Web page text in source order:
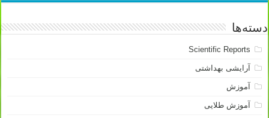
دسته‌ها
Scientific Reports
آرایشی بهداشتی
آموزش
آموزش طلایی